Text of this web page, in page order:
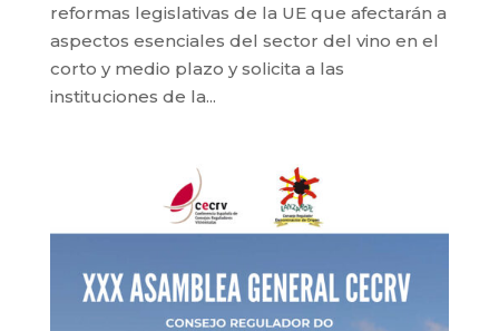
reformas legislativas de la UE que afectarán a
aspectos esenciales del sector del vino en el
corto y medio plazo y solicita a las
instituciones de la...